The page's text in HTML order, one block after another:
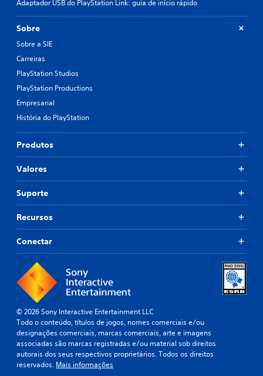
Adaptador USB do PlayStation Link: guia de início rápido
Sobre
Sobre a SIE
Carreiras
PlayStation Studios
PlayStation Productions
Empresarial
História do PlayStation
Produtos
Valores
Suporte
Recursos
Conectar
© 2026 Sony Interactive Entertainment LLC
Todo o conteúdo, títulos de jogos, nomes comerciais e/ou
designações comerciais, marcas comerciais, arte e imagens
associadas são marcas registradas e/ou material sob direitos
autorais dos seus respectivos proprietários. Todos os direitos
reservados. Mais informações